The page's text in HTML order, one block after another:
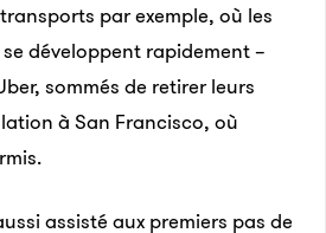
par exemple, où les
développent rapidement –
sommés de retirer leurs
à San Francisco, où
assisté aux premiers pas de